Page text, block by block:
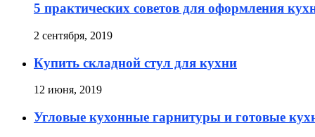
5 практических советов для оформления
2 сентября, 2019
Купить складной стул для кухни
12 июня, 2019
Угловые кухонные гарнитуры и готовые